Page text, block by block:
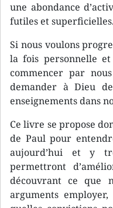
une abondance
futiles et superficielles.
Si nous voulons
la fois personnelle et
commencer par
demander à Dieu
enseignements dans
Ce livre se propose
de Paul pour
aujourd’hui et y
permettront
découvrant ce que
arguments